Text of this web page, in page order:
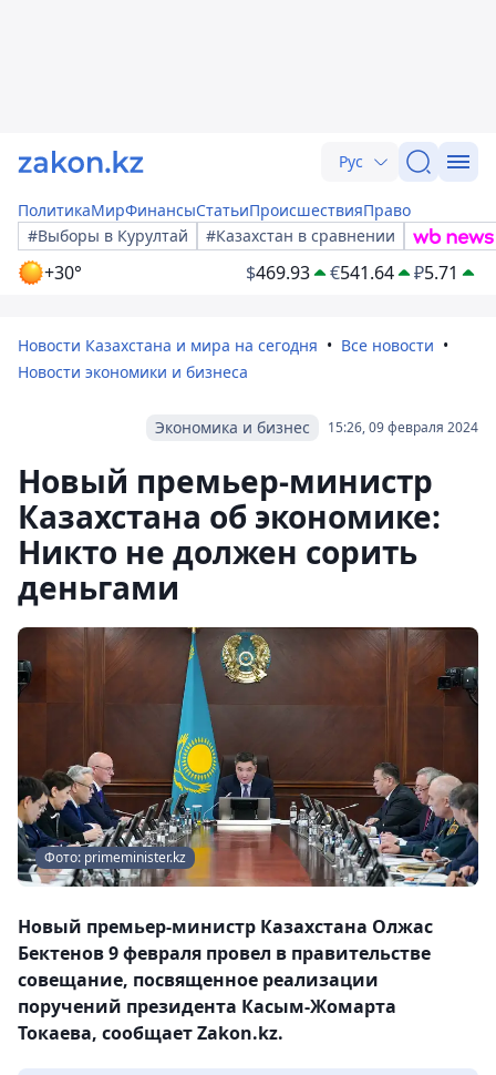
Рус
ПолитикаМирФинансыСтатьиПроисшествияПраво
#Выборы в Курултай
#Казахстан в сравнении
+30° $469.93 €541.64 ₽5.71
Новости Казахстана и мира на сегодня
Все новости
Новости экономики и бизнеса
15:26, 09 февраля 2024
Экономика и бизнес
Новый премьер-министр
Казахстана об экономике:
Никто не должен сорить
деньгами
Фото: primeminister.kz
Новый премьер-министр Казахстана Олжас
Бектенов 9 февраля провел в правительстве
совещание, посвященное реализации
поручений президента Касым-Жомарта
Токаева, сообщает Zakon.kz.